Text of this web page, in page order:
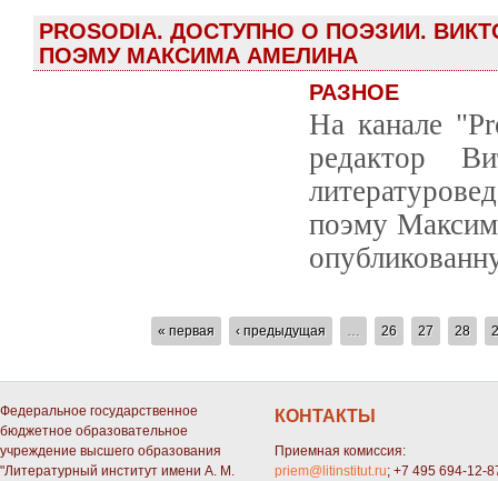
PROSODIA. ДОСТУПНО О ПОЭЗИИ.
ПОЭМУ МАКСИМА АМЕЛИНА
РАЗНОЕ
На канале
редактор
поэму
СТРАНИЦЫ« первая ‹ предыдущая 26 27 28
Федеральное государственное
бюджетное образовательное
учреждение высшего образования
"Литературный институт имени А. М.
КОНТАКТЫ
Приемная комиссия:
priem@litinstitut.ru; +7 495 694-12-